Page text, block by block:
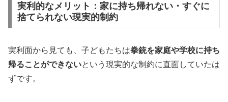
実利的なメリット：家に持ち帰れない・すぐに
捨てられない現実的制約
実利面から見ても、子どもたちは拳銃を家庭や学校に持ち
帰ることができないという現実的な制約に直面していたは
ずです。